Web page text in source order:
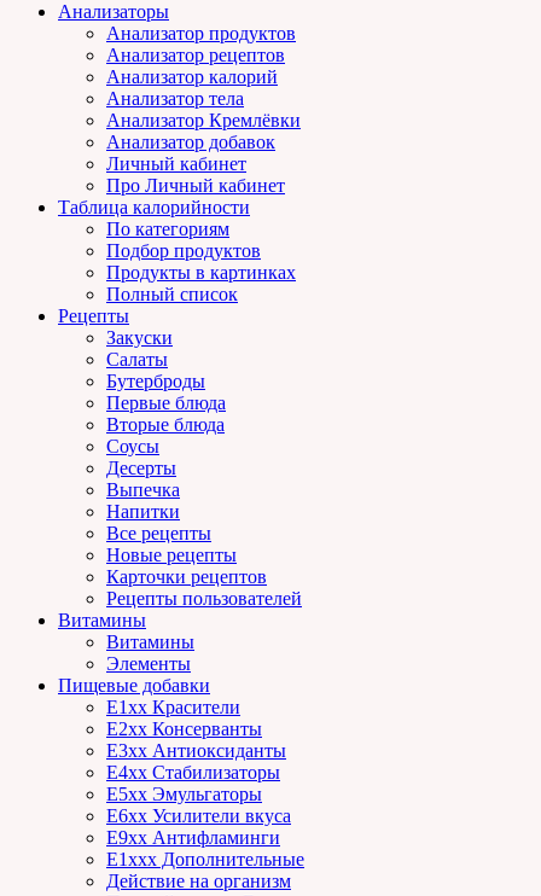
Анализаторы
Анализатор продуктов
Анализатор рецептов
Анализатор калорий
Анализатор тела
Анализатор Кремлёвки
Анализатор добавок
Личный кабинет
Про Личный кабинет
Таблица калорийности
По категориям
Подбор продуктов
Продукты в картинках
Полный список
Рецепты
Закуски
Салаты
Бутерброды
Первые блюда
Вторые блюда
Соусы
Десерты
Выпечка
Напитки
Все рецепты
Новые рецепты
Карточки рецептов
Рецепты пользователей
Витамины
Витамины
Элементы
Пищевые добавки
E1xx Красители
E2xx Консерванты
E3xx Антиоксиданты
E4xx Стабилизаторы
E5xx Эмульгаторы
E6xx Усилители вкуса
E9xx Антифламинги
E1xxx Дополнительные
Действие на организм